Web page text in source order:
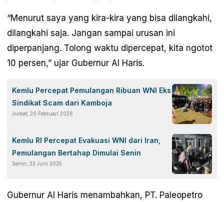
“Menurut saya yang kira-kira yang bisa dilangkahi,
dilangkahi saja. Jangan sampai urusan ini
diperpanjang. Tolong waktu dipercepat, kita ngotot
10 persen,” ujar Gubernur Al Haris.
Kemlu Percepat Pemulangan Ribuan WNI Eks
Sindikat Scam dari Kamboja
Jumat, 20 Februari 2026
Kemlu RI Percepat Evakuasi WNI dari Iran,
Pemulangan Bertahap Dimulai Senin
Senin, 23 Juni 2025
Gubernur Al Haris menambahkan, PT. Paleopetro